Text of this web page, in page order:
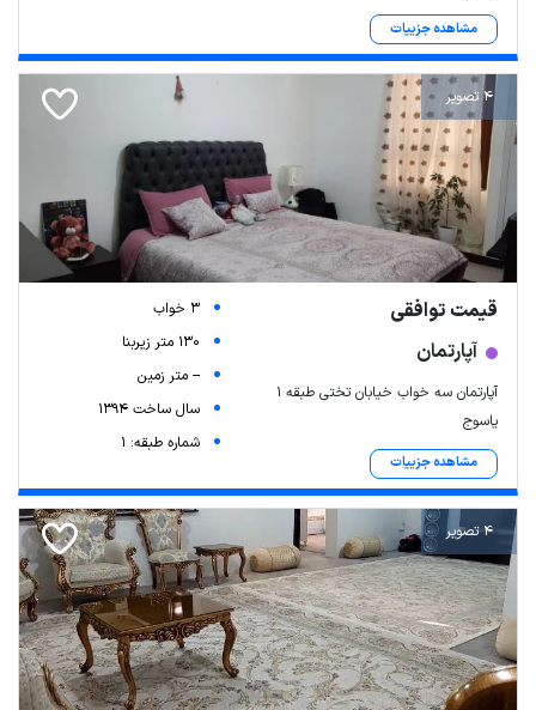
مشاهده جزییات
4 تصویر
قیمت توافقی
آپارتمان
آپارتمان سه خواب خیابان تختی طبقه ۱
یاسوج
مشاهده جزییات
3 خواب
130 متر زیربنا
-- متر زمین
سال ساخت 1394
شماره طبقه: 1
4 تصویر